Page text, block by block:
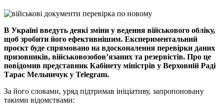
В Україні введуть деякі зміни у ведення військового обліку,
щоб зробити його ефективнішим. Експериментальний
проєкт буде спрямовано на вдосконалення перевірки даних
призовників, військовозобов’язаних та резервістів. Про це
повідомив представник Кабінету міністрів у Верховній Раді
Тарас Мельничук у Telegram.
За його словами, уряд підтримав ініціативу, запропоновану
такими відомствами: